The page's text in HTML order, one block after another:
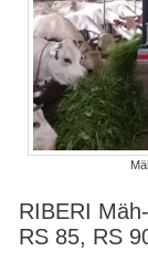
RIBERI
RS 85, RS